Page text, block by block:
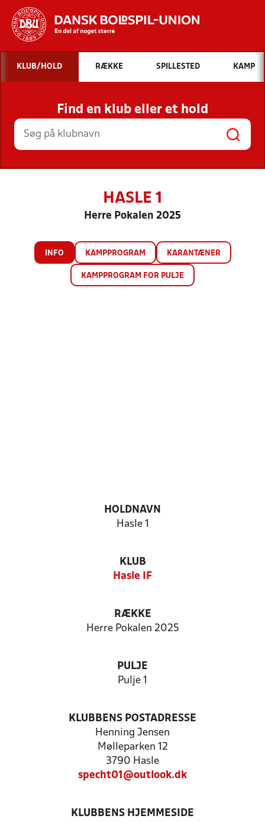
Hvad vil du søge efter?
INDHOLD OG NYHEDER
STILLINGER, RESULTATER, KLUBBER OG
HOLD
KLUB/HOLD RÆKKE SPILLESTED KAMP
Find en klub eller et hold
HASLE 1
Herre Pokalen 2025
INFO KAMPPROGRAM KARANTÆNER
KAMPPROGRAM FOR PULJE
HOLDNAVN
Hasle 1
KLUB
Hasle IF
RÆKKE
Herre Pokalen 2025
PULJE
Pulje 1
KLUBBENS POSTADRESSE
Henning Jensen
Mølleparken 12
3790 Hasle
specht01@outlook.dk
KLUBBENS HJEMMESIDE